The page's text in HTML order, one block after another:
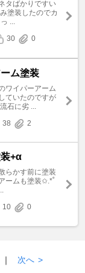
タばかりですい
塗装したのでカ
...
30 0
ム塗装
ワイパーアーム
ていたのですが
石に劣 ...
38 2
+α
らかす前に塗装
ームも塗装✩.*˚
10 0
｜ 次へ >